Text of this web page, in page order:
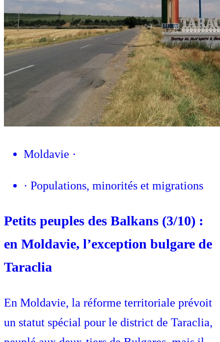
Moldavie ·
· Populations, minorités et migrations
Petits peuples des Balkans (3/10) :
en Moldavie, l’exception bulgare de
Taraclia
En Moldavie, la réforme territoriale prévoit
un statut spécial pour le district de Taraclia,